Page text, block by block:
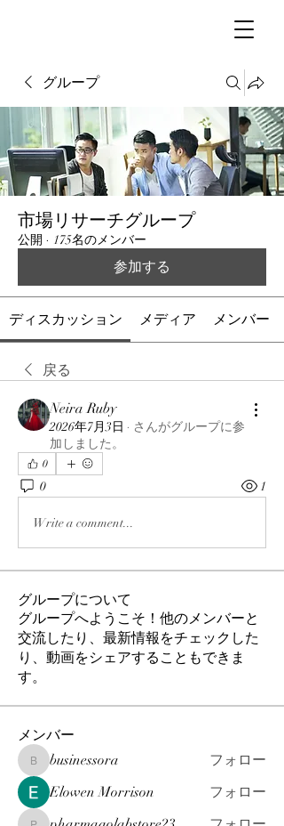
グループ
市場リサーチグループ
公開 · 175名のメンバー
参加する
ディスカッション メディア メンバー
戻る
Neira Ruby
2026年7月3日 · さんがグループに参
加しました。
0
0 1
Write a comment...
グループについて
グループへようこそ！他のメンバーと
交流したり、最新情報をチェックした
り、動画をシェアすることもできま
す。
メンバー
businessora
businessora
フォロー
Elowen Morrison
フォロー